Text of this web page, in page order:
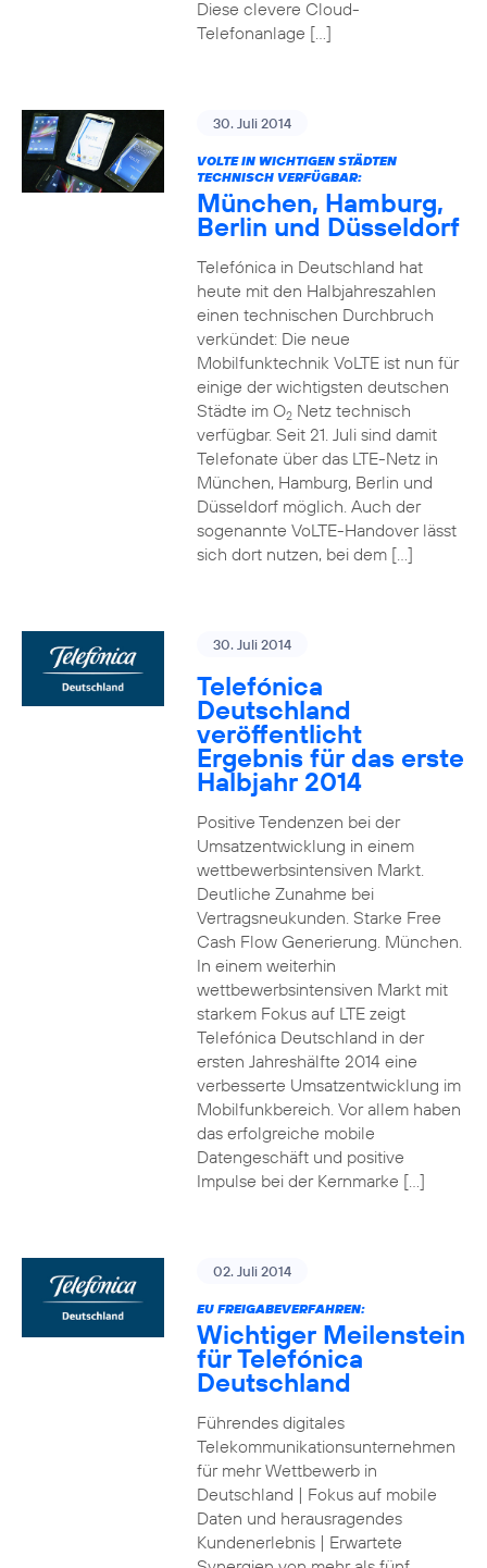
Diese clevere Cloud-
Telefonanlage […]
30. Juli 2014
VOLTE IN WICHTIGEN STÄDTEN
TECHNISCH VERFÜGBAR:
München, Hamburg,
Berlin und Düsseldorf
Telefónica in Deutschland hat
heute mit den Halbjahreszahlen
einen technischen Durchbruch
verkündet: Die neue
Mobilfunktechnik VoLTE ist nun für
einige der wichtigsten deutschen
Städte im O2Netz technisch
verfügbar. Seit 21. Juli sind damit
Telefonate über das LTE-Netz in
München, Hamburg, Berlin und
Düsseldorf möglich. Auch der
sogenannte VoLTE-Handover lässt
sich dort nutzen, bei dem […]
30. Juli 2014
Telefónica
Deutschland
veröffentlicht
Ergebnis für das erste
Halbjahr 2014
Positive Tendenzen bei der
Umsatzentwicklung in einem
wettbewerbsintensiven Markt.
Deutliche Zunahme bei
Vertragsneukunden. Starke Free
Cash Flow Generierung. München.
In einem weiterhin
wettbewerbsintensiven Markt mit
starkem Fokus auf LTE zeigt
Telefónica Deutschland in der
ersten Jahreshälfte 2014 eine
verbesserte Umsatzentwicklung im
Mobilfunkbereich. Vor allem haben
das erfolgreiche mobile
Datengeschäft und positive
Impulse bei der Kernmarke […]
02. Juli 2014
EU FREIGABEVERFAHREN:
Wichtiger Meilenstein
für Telefónica
Deutschland
Führendes digitales
Telekommunikationsunternehmen
für mehr Wettbewerb in
Deutschland | Fokus auf mobile
Daten und herausragendes
Kundenerlebnis | Erwartete